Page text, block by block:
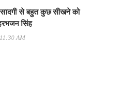
सादगी से बहुत कुछ सीखने को
सिंह
AM